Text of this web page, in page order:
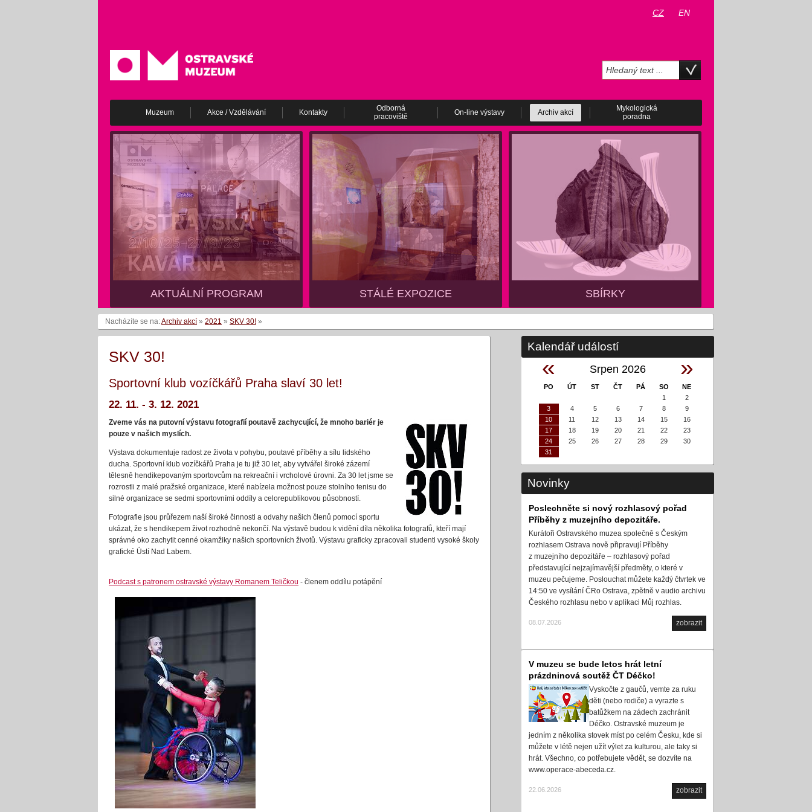
CZ EN
Muzeum Akce / Vzdělávání Kontakty
Odborná
pracoviště
On-line výstavy Archiv akcí
Mykologická
poradna
AKTUÁLNÍ PROGRAM
AKTUÁLNÍ PROGRAM STÁLÉ EXPOZICE
STÁLÉ EXPOZICE SBÍRKY
SBÍRKY
Nacházíte se na:Archiv akcí » 2021 » SKV 30! »
Kalendář událostí
« Srpen 2026 »
PO ÚT ST ČT PÁ SO
NE
1
2
3
4 5 6 7 8
9
10
11 12 13 14 15
16
17
18 19 20 21 22
23
24
25 26 27 28 29
30
31
Novinky
Poslechněte si nový rozhlasový pořad
Příběhy z muzejního depozitáře.
Kurátoři Ostravského muzea společně s Českým
rozhlasem Ostrava nově připravují Příběhy
z muzejního depozitáře – rozhlasový pořad
představující nejzajímavější předměty, o které v
muzeu pečujeme. Poslouchat můžete každý čtvrtek ve
14:50 ve vysílání ČRo Ostrava, zpětně v audio archivu
Českého rozhlasu nebo v aplikaci Můj rozhlas.
08.07.2026 zobrazit
V muzeu se bude letos hrát letní
prázdninová soutěž ČT Déčko!
Vyskočte z gaučů, vemte za ruku
děti (nebo rodiče) a vyrazte s
batůžkem na zádech zachránit
Déčko. Ostravské muzeum je
jedním z několika stovek míst po celém Česku, kde si
můžete v létě nejen užít výlet za kulturou, ale taky si
hrát. Všechno, co potřebujete vědět, se dozvíte na
www.operace-abeceda.cz.
22.06.2026 zobrazit
SKV 30!
Sportovní klub vozíčkářů Praha slaví 30 let!
22. 11. - 3. 12. 2021
Zveme vás na putovní výstavu fotografií poutavě zachycující, že mnoho bariér je
pouze v našich myslích.
Výstava dokumentuje radost ze života v pohybu, poutavé příběhy a sílu lidského
ducha. Sportovní klub vozíčkářů Praha je tu již 30 let, aby vytvářel široké zázemí
tělesně hendikepovaným sportovcům na rekreační i vrcholové úrovni. Za 30 let jsme se
rozrostli z malé pražské organizace, které nabízela možnost pouze stolního tenisu do
silné organizace se sedmi sportovními oddíly a celorepublikovou působností.
Fotografie jsou průřezem naší široké činnosti a odvahy našich členů pomocí sportu
ukázat, že s hendikepem život rozhodně nekončí. Na výstavě budou k vidění díla několika fotografů, kteří mají
správné oko zachytit cenné okamžiky našich sportovních životů. Výstavu graficky zpracovali studenti vysoké školy
grafické Ústí Nad Labem.
Podcast s patronem ostravské výstavy Romanem Teličkou - členem oddílu potápění